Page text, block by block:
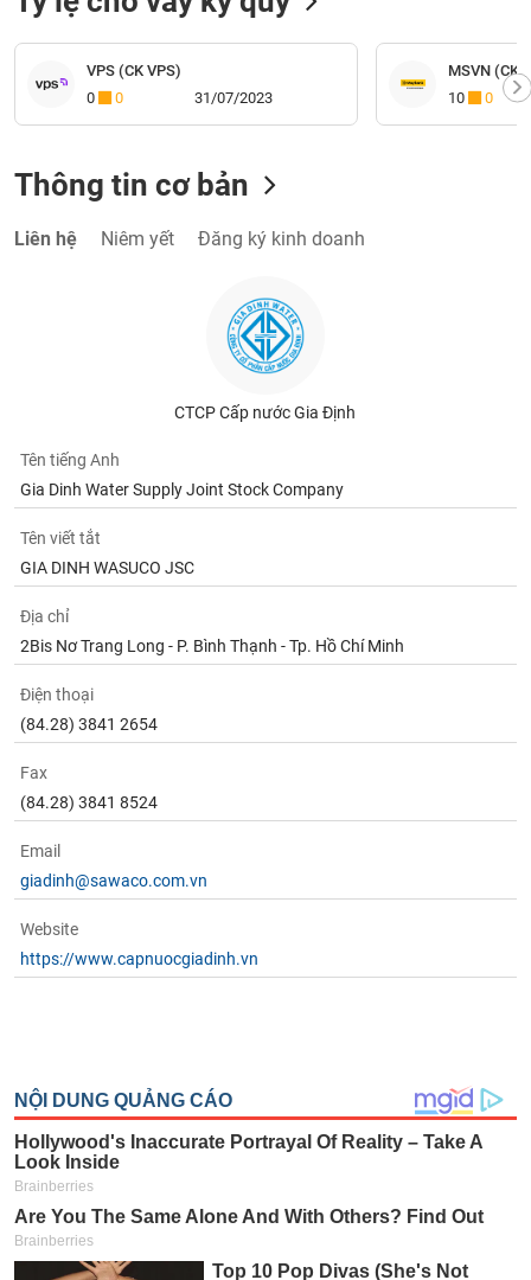
VPS (CK VPS)
0
0 31/07/2023
MSVN (CK
10
0
Thông tin cơ bản
Liên hệ Niêm yết Đăng ký kinh doanh
CTCP Cấp nước Gia Định
Tên tiếng Anh
Gia Dinh Water Supply Joint Stock Company
Tên viết tắt
GIA DINH WASUCO JSC
Địa chỉ
2Bis Nơ Trang Long - P. Bình Thạnh - Tp. Hồ Chí Minh
Điện thoại
(84.28) 3841 2654
Fax
(84.28) 3841 8524
Email
giadinh@sawaco.com.vn
Website
https://www.capnuocgiadinh.vn